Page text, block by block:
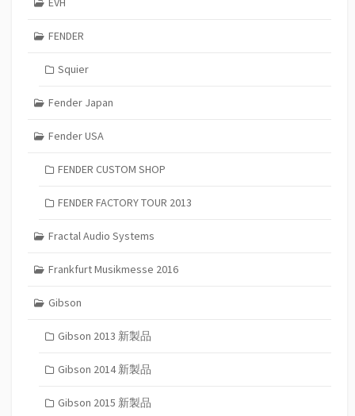
FENDER
Squier
Fender Japan
Fender USA
FENDER CUSTOM SHOP
FENDER FACTORY TOUR 2013
Fractal Audio Systems
Frankfurt Musikmesse 2016
Gibson
Gibson 2013 新製品
Gibson 2014 新製品
Gibson 2015 新製品